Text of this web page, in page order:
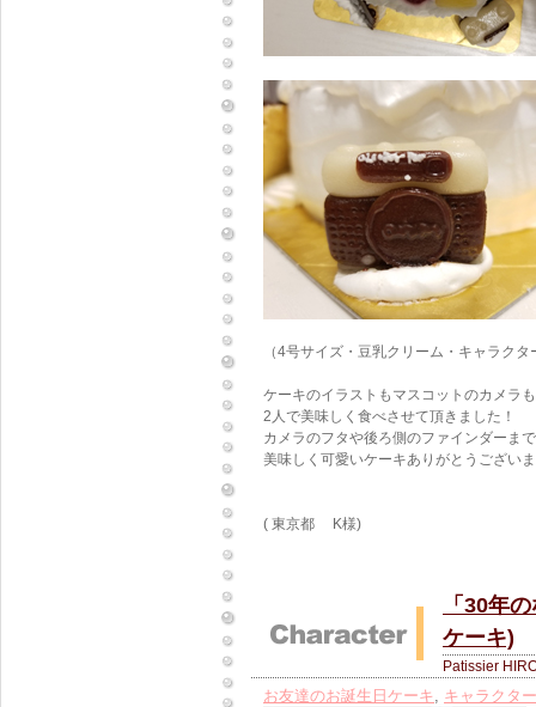
（4号サイズ・豆乳クリーム・キャラク
ケーキのイラストもマスコットのカメラ
2人で美味しく食べさせて頂きました！
カメラのフタや後ろ側のファインダーま
美味しく可愛いケーキありがとうござい
( 東京都 K様)
「30年
ケーキ)
Patissier
お友達のお誕生日ケーキ, キャラクタ